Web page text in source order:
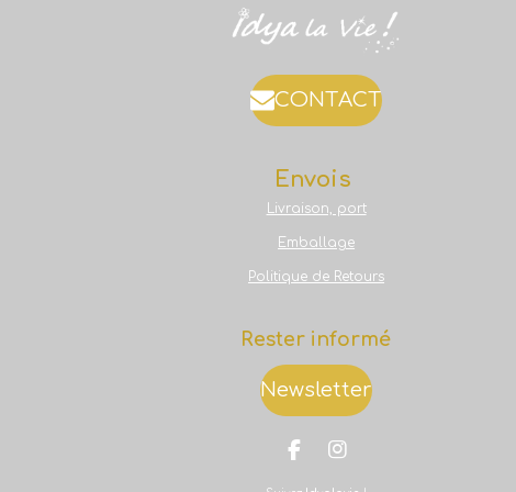
CONTACT
Envois
Livraison, port
Emballage
Politique de Retours
Rester informé
Newsletter
F
I